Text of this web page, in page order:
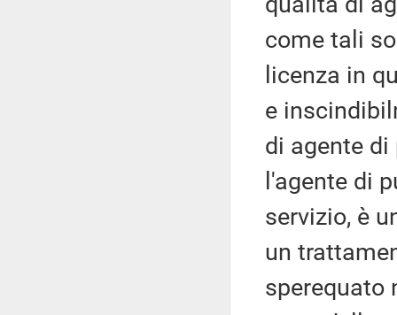
come tali
licenza in
e
di agente di
l'agente di
servizio, è
un
sperequato